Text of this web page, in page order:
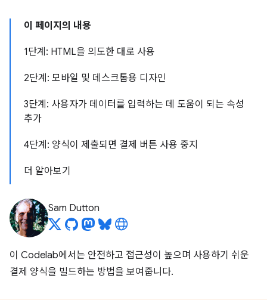
이 페이지의 내용
1단계: HTML을 의도한 대로 사용
2단계: 모바일 및 데스크톱용 디자인
3단계: 사용자가 데이터를 입력하는 데 도움이 되는 속성
추가
4단계: 양식이 제출되면 결제 버튼 사용 중지
더 알아보기
Sam Dutton
이 Codelab에서는 안전하고 접근성이 높으며 사용하기 쉬운
결제 양식을 빌드하는 방법을 보여줍니다.